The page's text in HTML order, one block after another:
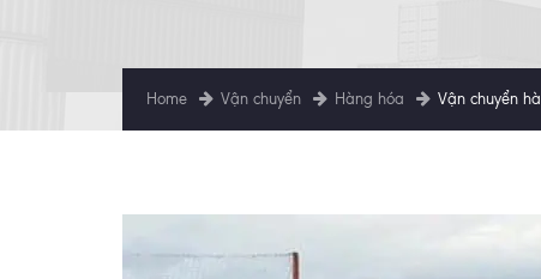
Home Vận chuyển Hàng hóa Vận chuyển